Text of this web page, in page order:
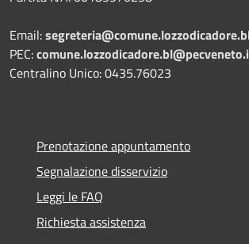
Email:
PEC:
Centralino Unico: 0435.76023
Prenotazione appuntamento
Segnalazione disservizio
Leggi le FAQ
Richiesta assistenza